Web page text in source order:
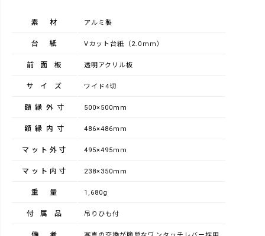
素材 アルミ製
台紙 Vカット台紙（2.0mm）
前面板 透明アクリル板
サイズ ワイド4切
額縁外寸 500×500mm
額縁内寸 486×486mm
マット外寸 495×495mm
マット内寸 238×350mm
重量 1,680g
付属品 吊りひも付